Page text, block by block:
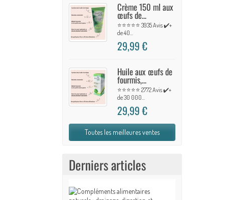
Crème 150 ml aux
œufs de...
⭐⭐⭐⭐⭐ 3935 Avis ✔️+
de 40...
29,99 €
Huile aux œufs de
fourmis,...
⭐⭐⭐⭐⭐ 2772 Avis ✔️+
de 30 000...
29,99 €
Toutes les meilleures ventes
Derniers articles